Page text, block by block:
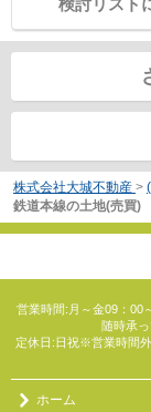
検討リスト
株式会社大城不動産 >
鉄道本線の土地(売買)
営業時間:月～金09：
随時承
定休日:日祝※営業時間
ホーム